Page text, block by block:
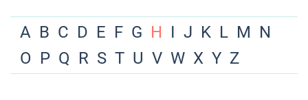
A B C D E F G H I J K L M N
O P Q R S T U V W X Y Z